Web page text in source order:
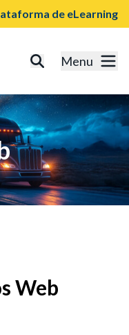
de eLearning
Menu
Web